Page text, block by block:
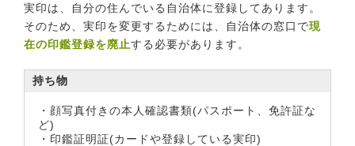
実印は、自分の住んでいる自治体に登録してあります。
そのため、実印を変更するためには、自治体の窓口で現
在の印鑑登録を廃止する必要があります。
持ち物
・顔写真付きの本人確認書類(パスポート、免許証な
ど)
・印鑑証明証(カードや登録している実印)